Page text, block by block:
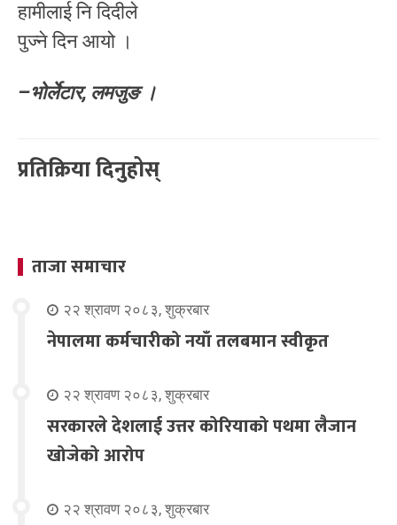
हामीलाई नि दिदीले
पुज्ने दिन आयो ।
–भोर्लेटार, लमजुङ ।
प्रतिक्रिया दिनुहोस्
ताजा समाचार
२२ श्रावण २०८३, शुक्रबार
नेपालमा कर्मचारीको नयाँ तलबमान स्वीकृत
२२ श्रावण २०८३, शुक्रबार
सरकारले देशलाई उत्तर कोरियाको पथमा लैजान
खोजेको आरोप
२२ श्रावण २०८३, शुक्रबार